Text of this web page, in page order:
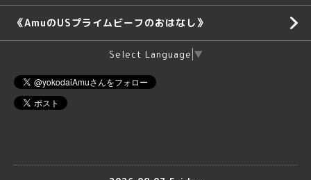
《AmuのUSプライムビーフのおはなし》
Select Language ▼